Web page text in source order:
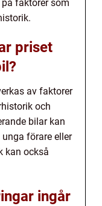
faktorer som
priset
av faktorer
och
bilar kan
förare eller
kan också
ingår